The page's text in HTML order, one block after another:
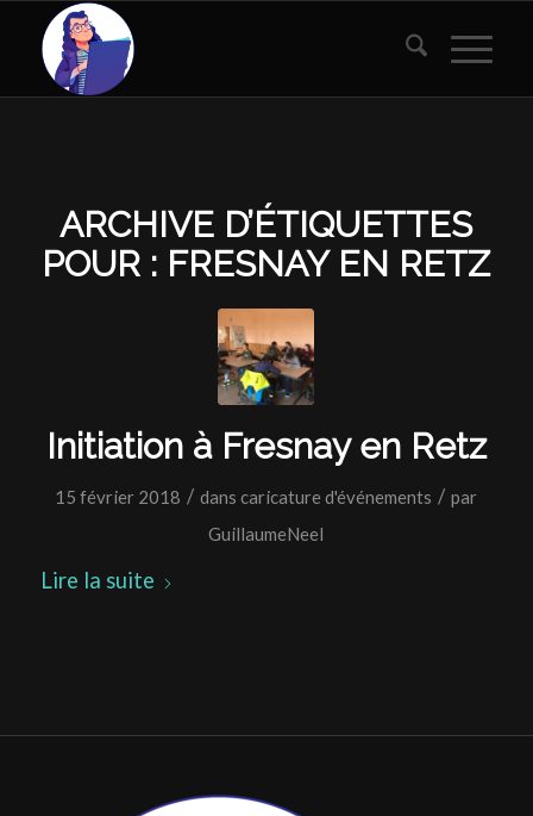
ARCHIVE D’ÉTIQUETTES
POUR : FRESNAY EN RETZ
Initiation à Fresnay en Retz
15 février 2018 / danscaricature d'événements / par
GuillaumeNeel
Lire la suite